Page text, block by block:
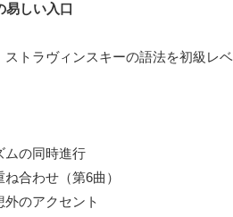
易しい入口
トラヴィンスキーの語法を初級レ
ムの同時進行
合わせ（第6曲）
外のアクセント